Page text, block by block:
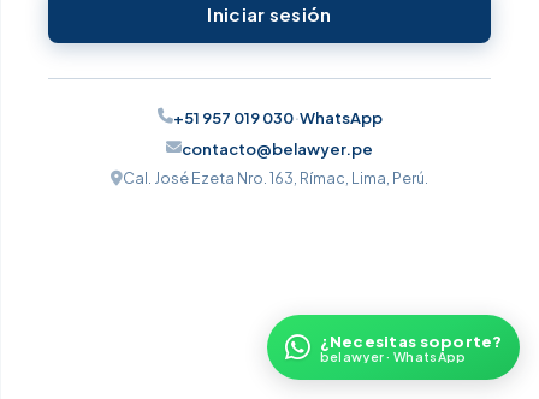
Iniciar sesión
+51 957 019 030·WhatsApp
contacto@belawyer.pe
Cal. José Ezeta Nro. 163, Rímac, Lima, Perú.
¿Necesitas soporte?
belawyer · WhatsApp